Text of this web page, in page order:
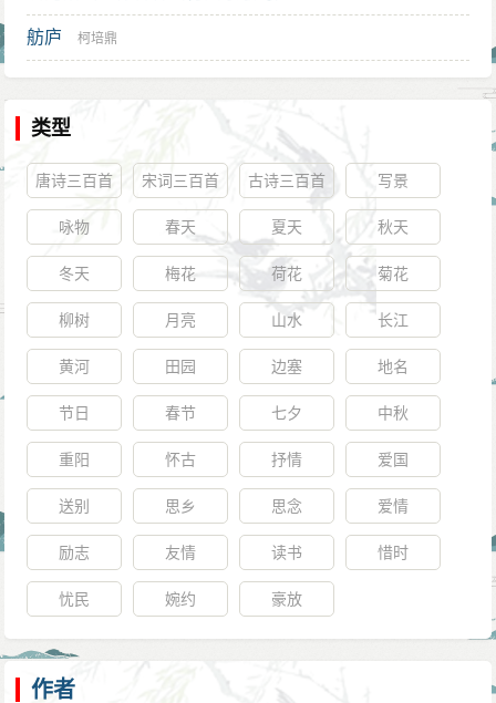
舫庐 柯培鼎
类型
唐诗三百首 宋词三百首 古诗三百首 写景
咏物 春天 夏天 秋天
冬天 梅花 荷花 菊花
柳树 月亮 山水 长江
黄河 田园 边塞 地名
节日 春节 七夕 中秋
重阳 怀古 抒情 爱国
送别 思乡 思念 爱情
励志 友情 读书 惜时
忧民 婉约 豪放
作者